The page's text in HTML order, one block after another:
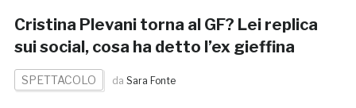
Cristina Plevani torna al GF? Lei replica
sui social, cosa ha detto l’ex gieffina
SPETTACOLO da Sara Fonte